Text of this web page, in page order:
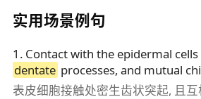
实用场景例句
1 . Contact with the epidermal
dentate processes, and mutual
表皮细胞接触处密生齿状突起, 且